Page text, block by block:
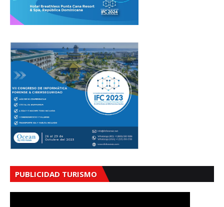
PUBLICIDAD TURISMO